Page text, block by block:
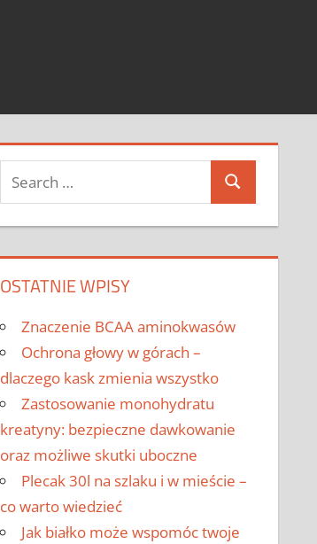
Search
for:
Search
OSTATNIE WPISY
Znaczenie BCAA aminokwasów
Ochrona głowy w górach –
dlaczego kask zmienia wszystko
Zastosowanie monohydratu
kreatyny: bezpieczne dawkowanie
oraz możliwe skutki uboczne
Plecak 30l na szlaku i w mieście –
co warto wiedzieć
Jak białko może wspomóc twoje